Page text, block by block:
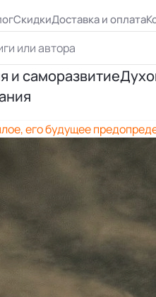
СкидкиДоставка и оплата
и саморазвитие
отношений
успеха
Бурбо
его будущее